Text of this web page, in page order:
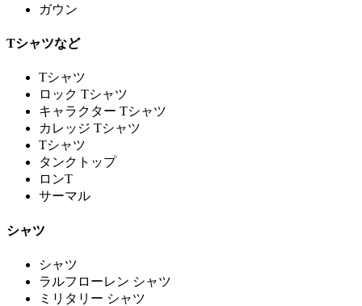
ガウン
Tシャツなど
Tシャツ
ロック Tシャツ
キャラクター Tシャツ
カレッジ Tシャツ
Tシャツ
タンクトップ
ロンT
サーマル
シャツ
シャツ
ラルフローレン シャツ
ミリタリー シャツ